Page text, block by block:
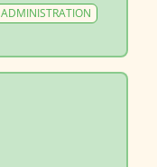
ADMINISTRATION